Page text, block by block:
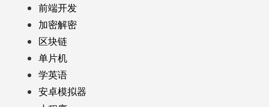
前端开发
加密解密
区块链
单片机
学英语
安卓模拟器